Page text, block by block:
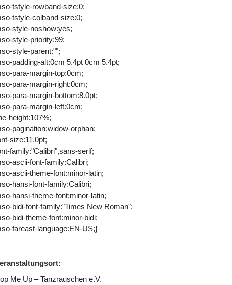
tstyle-rowband-size:0;
tstyle-colband-size:0;
style-noshow:yes;
style-priority:99;
style-parent:"";
padding-alt:0cm 5.4pt 0cm 5.4pt;
para-margin-top:0cm;
para-margin-right:0cm;
para-margin-bottom:8.0pt;
para-margin-left:0cm;
height:107%;
pagination:widow-orphan;
size:11.0pt;
family:"Calibri",sans-serif;
ascii-font-family:Calibri;
ascii-theme-font:minor-latin;
hansi-font-family:Calibri;
hansi-theme-font:minor-latin;
bidi-font-family:"Times New Roman";
bidi-theme-font:minor-bidi;
fareast-language:EN-US;}
Me Up – Tanzrauschen e.V.